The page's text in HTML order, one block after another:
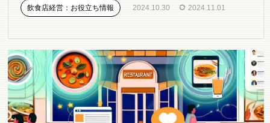
飲食店経営：お役立ち情報 2024.10.30 2024.11.01